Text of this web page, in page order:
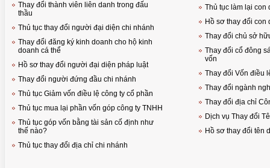
Thay đổi thành viên liên danh trong đấu
thầu
Thủ tục thay đổi người đại diện chi nhánh
Thay đổi đăng ký kinh doanh cho hộ kinh
doanh cá thể
Hồ sơ thay đổi người đại diện pháp luật
Thay đổi người đứng đầu chi nhánh
Thủ tục Giảm vốn điều lệ công ty cổ phần
Thủ tục mua lại phần vốn góp công ty TNHH
Thủ tục góp vốn bằng tài sản cố định như
thế nào?
Thủ tục thay đổi địa chỉ chi nhánh
Thủ tục làm lại con
Hồ sơ thay đổi con
Thay đổi chủ sở
Thay đổi cổ đông
vốn
Thay đổi Vốn điều
Thay đổi ngành
Thay đổi địa chỉ
Dịch vụ Thay đổi
Hồ sơ thay đổi tên